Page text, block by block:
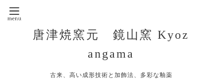
唐津焼窯元 鏡山窯 Kyoz
angama
古来、高い成形技術と加飾法、多彩な釉薬